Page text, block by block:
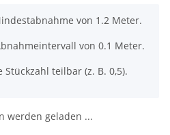
von 1.2 Meter.
von 0.1 Meter.
teilbar (z. B. 0,5).
werden geladen ...